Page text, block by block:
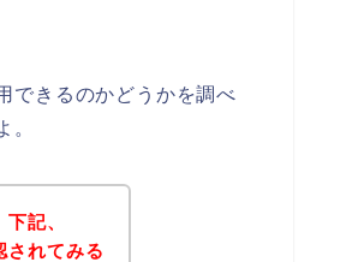
できるのかどうかを調べ
。
記、
れてみる